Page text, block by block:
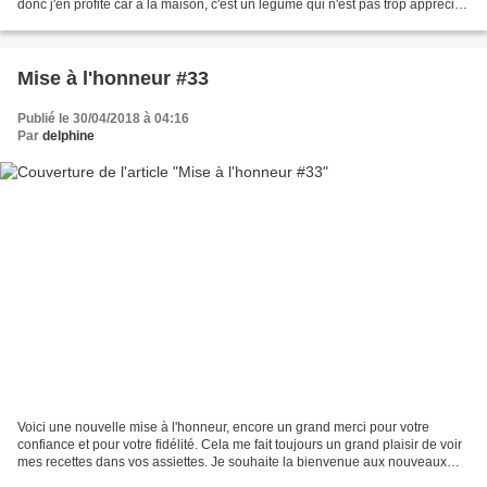
donc j'en profite car à la maison, c'est un légume qui n'est pas trop apprécié.
Mise à l'honneur #33
Publié le 30/04/2018 à 04:16
Par delphine
Voici une nouvelle mise à l'honneur, encore un grand merci pour votre
confiance et pour votre fidélité. Cela me fait toujours un grand plaisir de voir
mes recettes dans vos assiettes. Je souhaite la bienvenue aux nouveaux